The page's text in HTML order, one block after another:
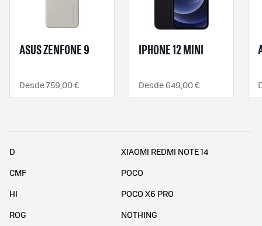
ASUS ZENFONE 9
Desde 759,00 €
IPHONE 12 MINI
Desde 649,00 €
D
XIAOMI REDMI NOTE 14
CMF
POCO
HI
POCO X6 PRO
ROG
NOTHING